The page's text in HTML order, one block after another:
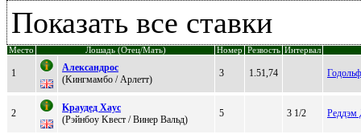
Показать все ставки
Место Лошадь (Отец/Мать) Номер Резвость Интервал
1
Алекcaндрoc
(Kингмaмбo / Арлeтт)
3 1.51,74
2
Kрaудед Xaус
(Рэйнбоу Kвест / Винеp Вальд)
5 3 1/2